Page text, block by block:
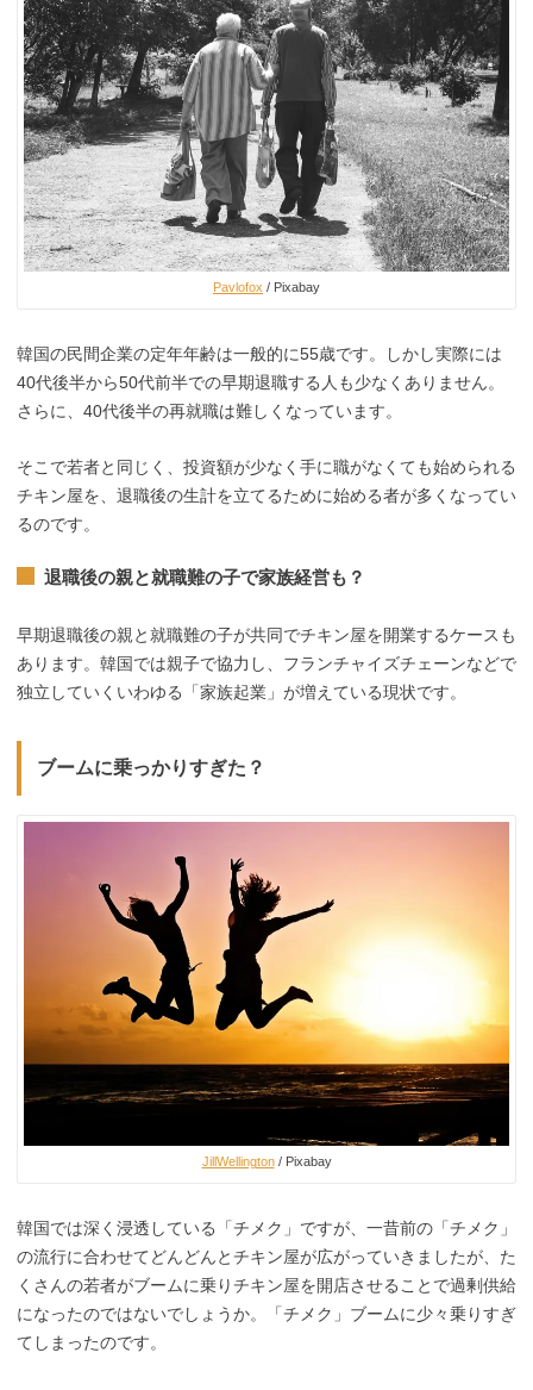
Pavlofox / Pixabay
韓国の民間企業の定年年齢は一般的に55歳です。しかし実際には
40代後半から50代前半での早期退職する人も少なくありません。
さらに、40代後半の再就職は難しくなっています。
そこで若者と同じく、投資額が少なく手に職がなくても始められる
チキン屋を、退職後の生計を立てるために始める者が多くなってい
るのです。
退職後の親と就職難の子で家族経営も？
早期退職後の親と就職難の子が共同でチキン屋を開業するケースも
あります。韓国では親子で協力し、フランチャイズチェーンなどで
独立していくいわゆる「家族起業」が増えている現状です。
ブームに乗っかりすぎた？
JillWellington/ Pixabay
韓国では深く浸透している「チメク」ですが、一昔前の「チメク」
の流行に合わせてどんどんとチキン屋が広がっていきましたが、た
くさんの若者がブームに乗りチキン屋を開店させることで過剰供給
になったのではないでしょうか。「チメク」ブームに少々乗りすぎ
てしまったのです。